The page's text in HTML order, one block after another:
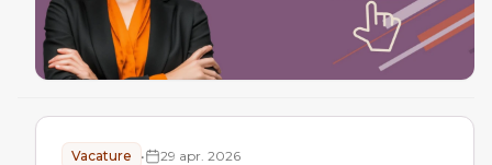
Vacature • 29 apr. 2026